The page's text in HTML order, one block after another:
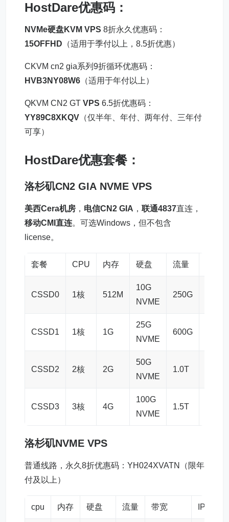
HostDare优惠码 ：
NVMe硬盘KVM VPS 8折永久优惠码：
15OFFHD （适用于季付以上，8.5折优惠）
CKVM cn2 gia系列9折循环优惠码：
HVB3NY08W6 （适用于年付以上）
QKVM CN2 GT VPS 6.5折优惠码：
YY89C8XKQV （仅半年、年付、两年付、三年付
可享）
HostDare优惠套餐：
洛杉矶CN2 GIA NVME VPS
美西Cera机房 ， 电信CN2 GIA ， 联通4837直连，
移动CMI直连。可选Windows，但不包含
license。
套餐 CPU 内存 硬盘 流量
CSSD0 1核 512M
10G
NVME
250G
CSSD1 1核 1G
25G
NVME
600G
CSSD2 2核 2G
50G
NVME
1.0T
CSSD3 3核 4G
100G
NVME
1.5T
洛杉矶NVME VPS
普通线路，永久8折优惠码：YH024XVATN（限年
付及以上）
cpu 内存 硬盘 流量 带宽 IPv4